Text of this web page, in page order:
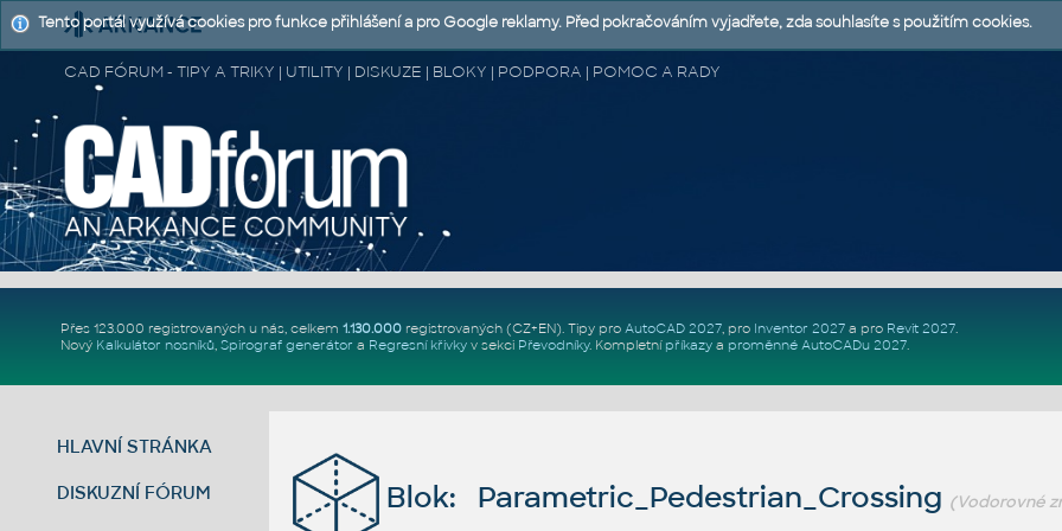
CAD FÓRUM - TIPY A TRIKY | UTILITY | DISKUZE | BLOKY | PODPORA | POMOC A RADY
Přes 123.000 registrovaných u nás, celkem 1.130.000registrovaných (CZ+EN). Tipy pro AutoCAD 2027, pro Inventor 2027a pro Revit 2027.
Nový Kalkulátor nosníků, Spirograf generátor a Regresní křivkyv sekci Převodníky. Kompletní příkazya proměnné AutoCADu 2027.
HLAVNÍ STRÁNKA
DISKUZNÍ FÓRUM Blok: Parametric_Pedestrian_Crossing (Vodorovné
Tento portál využívá cookies pro funkce přihlášení a pro Google reklamy. Před pokračováním vyjadřete, zda souhlasíte s použitím cookies.